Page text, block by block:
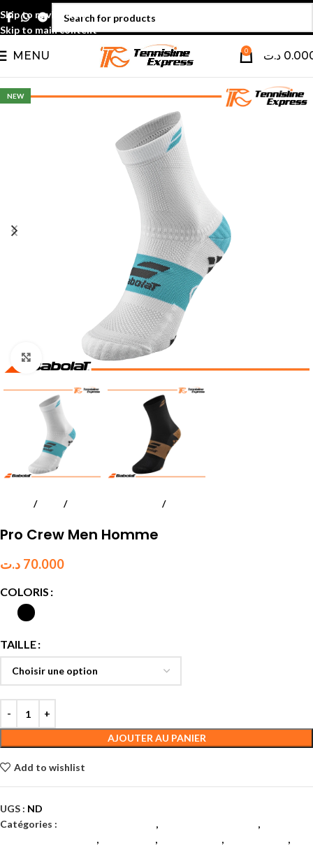
Skip to navigation
Skip to main content
MENU 0 د.ت
NEW
Click to enlarge
Padel Accessoires textiles Chaussettes
Pro Crew Men Homme
70.000 د.ت
COLORIS
TAILLE
AJOUTER AU PANIER
Add to wishlist
UGS : ND
Catégories :
,
,
, , ,
,